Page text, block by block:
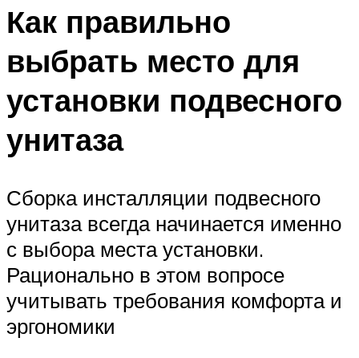
Как правильно
выбрать место для
установки подвесного
унитаза
Сборка инсталляции подвесного
унитаза всегда начинается именно
с выбора места установки.
Рационально в этом вопросе
учитывать требования комфорта и
эргономики